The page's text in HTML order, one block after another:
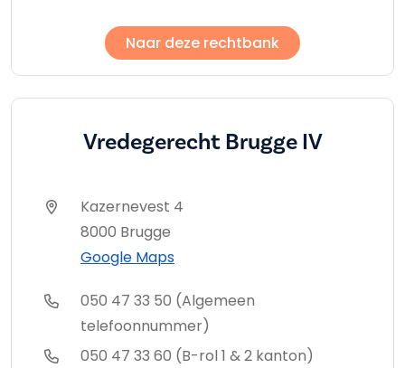
Naar deze rechtbank
Vredegerecht Brugge IV
Kazernevest 4
8000 Brugge
Google Maps
050 47 33 50 (Algemeen
telefoonnummer)
050 47 33 60 (B-rol 1 & 2 kanton)